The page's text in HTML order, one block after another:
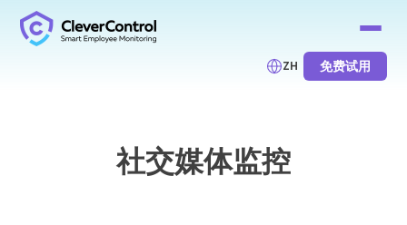
ZH 免费试用
社交媒体监控